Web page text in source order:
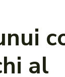
al